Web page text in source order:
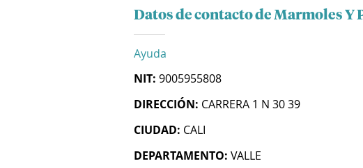
Datos de contacto de Marmoles Y
Ayuda
NIT: 9005955808
DIRECCIÓN: CARRERA 1 N 30 39
CIUDAD: CALI
DEPARTAMENTO: VALLE